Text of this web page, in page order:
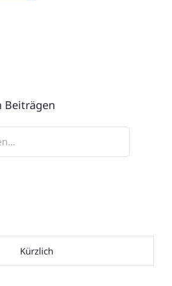
Beiträgen
Kürzlich